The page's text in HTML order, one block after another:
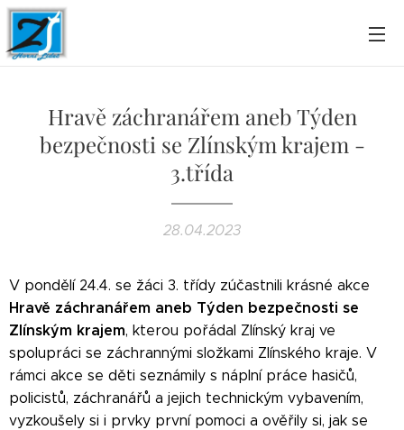
Hravě záchranářem aneb Týden
bezpečnosti se Zlínským krajem -
3.třída
28.04.2023
V pondělí 24.4. se žáci 3. třídy zúčastnili krásné akce
Hravě záchranářem aneb Týden bezpečnosti se
Zlínským krajem, kterou pořádal Zlínský kraj ve
spolupráci se záchrannými složkami Zlínského kraje. V
rámci akce se děti seznámily s náplní práce hasičů,
policistů, záchranářů a jejich technickým vybavením,
vyzkoušely si i prvky první pomoci a ověřily si, jak se